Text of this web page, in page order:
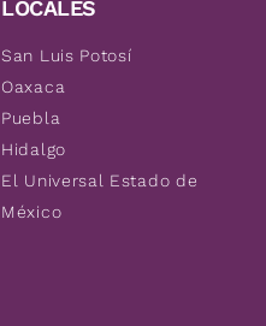
LOCALES
San Luis Potosí
Oaxaca
Puebla
Hidalgo
El Universal Estado de
México